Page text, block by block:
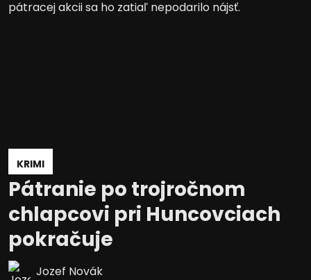
KRIMI
Pátranie po trojročnom
chlapcovi pri Huncovciach
pokračuje
Jozef Novák